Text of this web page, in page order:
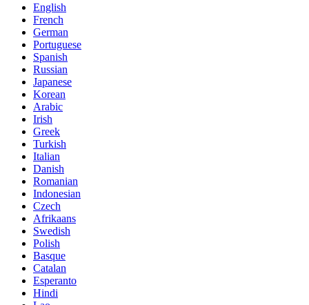
English
French
German
Portuguese
Spanish
Russian
Japanese
Korean
Arabic
Irish
Greek
Turkish
Italian
Danish
Romanian
Indonesian
Czech
Afrikaans
Swedish
Polish
Basque
Catalan
Esperanto
Hindi